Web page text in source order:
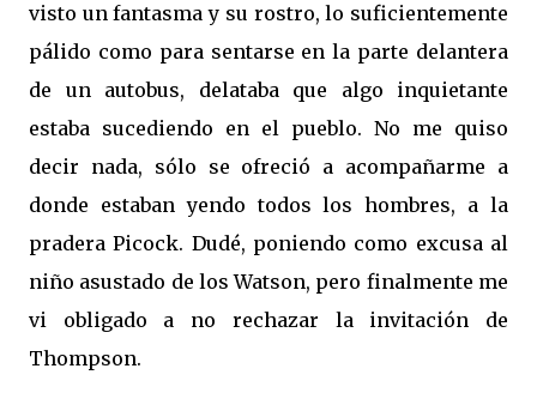
visto un fantasma y su rostro, lo suficientemente
pálido como para sentarse en la parte delantera
de un autobus, delataba que algo inquietante
estaba sucediendo en el pueblo. No me quiso
decir nada, sólo se ofreció a acompañarme a
donde estaban yendo todos los hombres, a la
pradera Picock. Dudé, poniendo como excusa al
niño asustado de los Watson, pero finalmente me
vi obligado a no rechazar la invitación de
Thompson.